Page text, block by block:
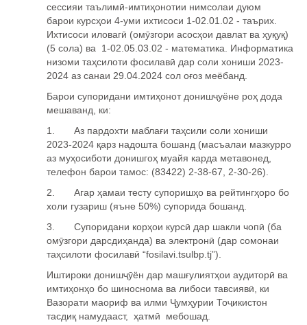
сессияи таълимӣ-имтиҳонотии нимсолаи дуюм
барои курсҳои 4-уми ихтисоси 1-02.01.02 - таърих.
Ихтисоси иловагӣ (омӯзгори асосҳои давлат ва ҳуқуқ)
(5 сола) ва 1-02.05.03.02 - математика. Информатика
низоми таҳсилоти фосилавӣ дар соли хониши 2023-
2024 аз санаи 29.04.2024 сол оғоз меёбанд.
Барои супоридани имтиҳонот донишҷуёне роҳ дода
мешаванд, ки:
1. Аз пардохти маблағи таҳсили соли хониши
2023-2024 қарз надошта бошанд (масъалаи мазкурро
аз муҳосиботи донишгоҳ муайя карда метавонед,
телефон барои тамос: (83422) 2-38-67, 2-30-26).
2.
Агар ҳамаи тесту супоришҳо ва рейтингҳоро бо
холи гузариш (яъне 50%) супорида бошанд.
3.
Супоридани корҳои курсӣ дар шакли чопӣ (ба
омӯзгори дарсдиҳанда) ва электронӣ (дар сомонаи
таҳсилоти фосилавӣ “fosilavi tsulbp tj”).
Иштироки донишҷӯён дар машғулиятҳои аудиторӣ ва
имтиҳонҳо бо шиноснома ва либоси тавсиявӣ , ки
Вазорати маориф ва илми Ҷумҳурии Тоҷикистон
тасдиқ намудааст, ҳатмӣ мебошад.